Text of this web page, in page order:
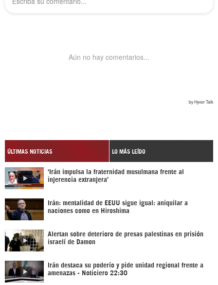
ÚLTIMAS NOTICIAS LO MÁS LEÍDO
‘Irán impulsa la fraternidad musulmana frente al
injerencia extranjera’
Irán: mentalidad de EEUU sigue igual: aniquilar a
naciones como en Hiroshima
Alertan sobre deterioro de presas palestinas en prisión
israelí de Damon
Irán destaca su poderío y pide unidad regional frente a
amenazas - Noticiero 22:30